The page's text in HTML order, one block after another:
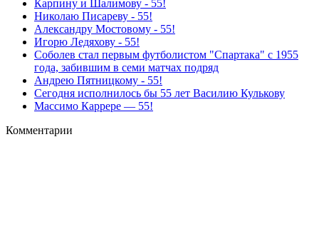
Карпину и Шалимову - 55!
Николаю Писареву - 55!
Александру Мостовому - 55!
Игорю Ледяхову - 55!
Соболев стал первым футболистом "Спартака" с 1955
года, забившим в семи матчах подряд
Андрею Пятницкому - 55!
Сегодня исполнилось бы 55 лет Василию Кулькову
Массимо Каррере — 55!
Комментарии